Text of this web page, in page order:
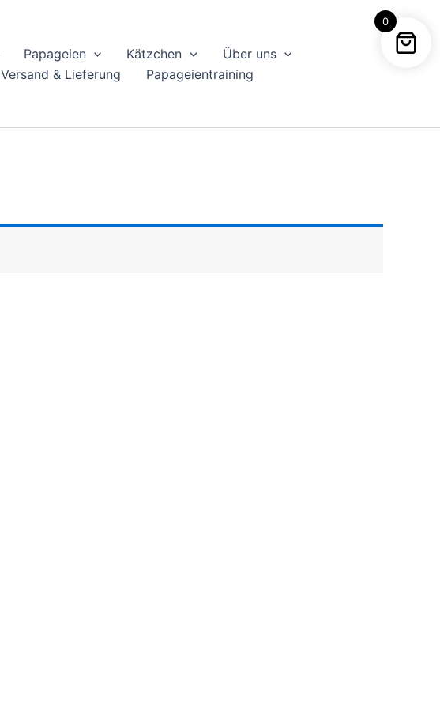
Papageien Kätzchen
Über uns
Versand & Lieferung Papageientraining
0